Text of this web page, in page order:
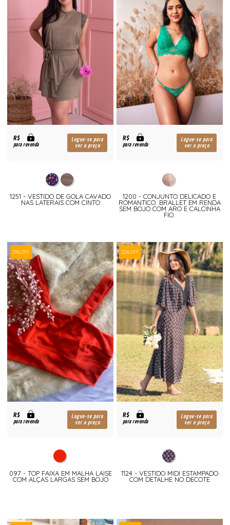
R$
para revenda
Logue-se para
ver o preço
1251 - VESTIDO DE GOLA CAVADO
NAS LATERAIS COM CINTO
R$
para revenda
Logue-se para
ver o preço
1200 - CONJUNTO DELICADO E
ROMANTICO. BRALLET EM RENDA
SEM BOJO COM ARO E CALCINHA
FIO.
33% OFF
R$
para revenda
Logue-se para
ver o preço
097 - TOP FAIXA EM MALHA LAISE
COM ALÇAS LARGAS SEM BOJO
22% OFF
R$
para revenda
Logue-se para
ver o preço
1124 - VESTIDO MIDI ESTAMPADO
COM DETALHE NO DECOTE